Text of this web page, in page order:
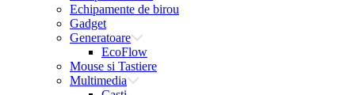
Echipamente de birou
Gadget
Generatoare
EcoFlow
Mouse si Tastiere
Multimedia